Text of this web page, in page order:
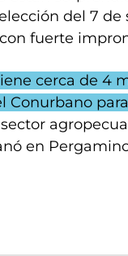
del 7
fuerte
cerca de 4
en